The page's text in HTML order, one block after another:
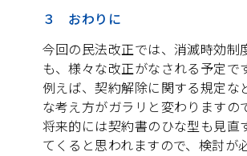
３ おわりに
今回の民法改正では、消滅時効制
も、様々な改正がなされる予定で
例えば、契約解除に関する規定な
な考え方がガラリと変わりますの
将来的には契約書のひな型も見直
てくると思われますので、検討が